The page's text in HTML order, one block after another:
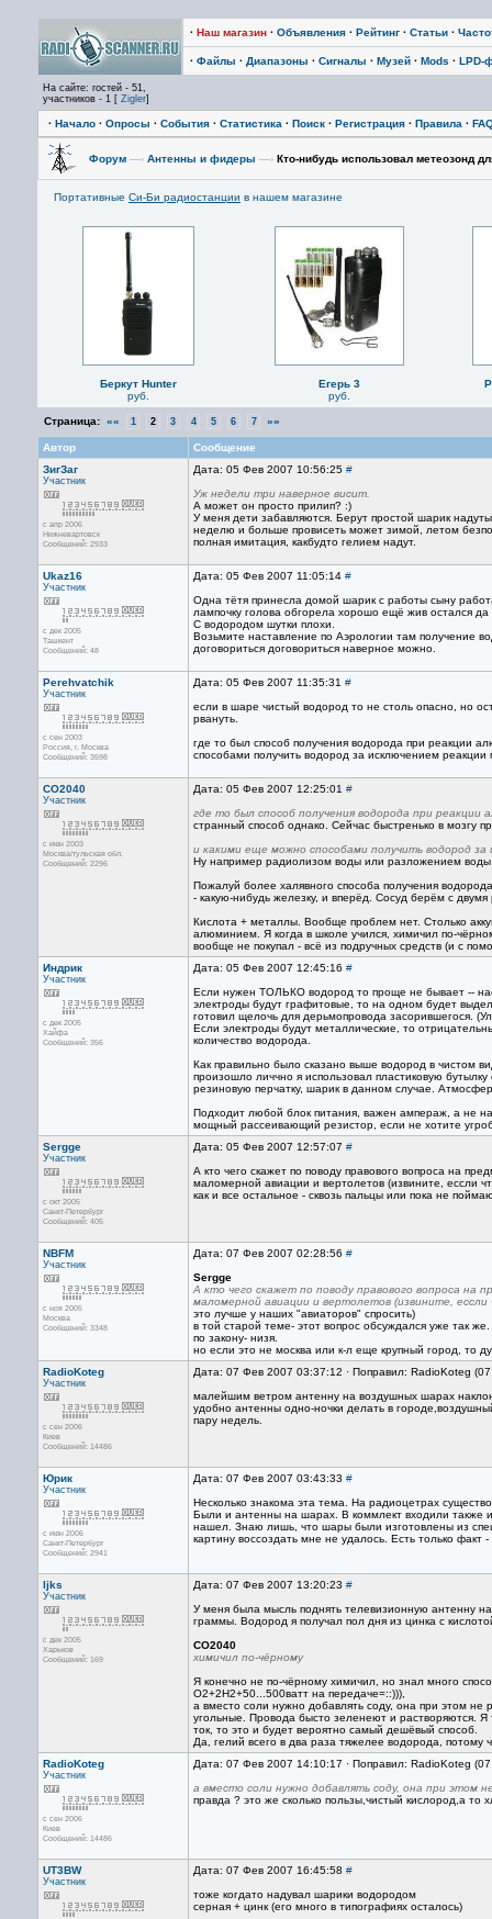
· Наш магазин · Объявления · Рейтинг · Статьи ·
· Файлы · Диапазоны · Сигналы · Музей · Mods · LPD-
На сайте: гостей - 51,
участников - 1 [ Zigler]
· Начало · Опросы · События · Статистика · Поиск · Регистрация · Правила ·
Форум —› Антенны и фидеры —› Кто-нибудь использовал метеозонд
Портативные Си-Би радиостанции в нашем магазине
Беркут Hunter
руб.
Егерь 3
руб.
Страница: «« 1 2 3 4 5 6 7 »»
Автор
Сообщение
ЗигЗаг
Участник
с апр 2006
Нижневартовск
Сообщений: 2933
Дата: 05 Фев 2007 10:56:25 #
Уж недели три наверное висит.
А может он просто прилип? :)
У меня дети забавляются. Берут простой шарик
неделю и больше провисеть может зимой, летом
полная имитация, какбудто гелием надут.
Ukaz16
Участник
с дек 2005
Ташкент
Сообщений: 48
Дата: 05 Фев 2007 11:05:14 #
Одна тётя принесла домой шарик с работы сыну
лампочку голова обгорела хорошо ещё жив остался
С водородом шутки плохи.
Возьмите наставление по Аэрологии там получение
договориться договориться наверное можно.
Perehvatchik
Участник
с сен 2003
Россия, г. Москва
Сообщений: 3598
Дата: 05 Фев 2007 11:35:31 #
если в шаре чистый водород то не столь опасно, но
рвануть.
где то был способ получения водорода при реакции
способами получить водород за исключением
CO2040
Участник
с июн 2003
Москва/тульская обл.
Сообщений: 2296
Дата: 05 Фев 2007 12:25:01 #
где то был способ получения водорода при
странный способ однако. Сейчас быстренько в мозгу
и какими еще можно способами получить водород
Ну например радиолизом воды или разложением
Пожалуй более халявного способа получения
- какую-нибудь железку, и вперёд. Сосуд берём с
Кислота + металлы. Вообще проблем нет. Столько
алюминием. Я когда в школе учился, химичил по-
вообще не покупал - всё из подручных средств (и с
Индрик
Участник
с дек 2005
Хайфа
Сообщений: 356
Дата: 05 Фев 2007 12:45:16 #
Если нужен ТОЛЬКО водород то проще не бывает --
электроды будут графитовые, то на одном будет
готовил щелочь для дерьмопровода засорившегося.
Если электроды будут металлические, то
количество водорода.
Как правильно было сказано выше водород в чистом
произошло личчно я использовал пластиковую
резиновую перчатку, шарик в данном случае.
Подходит любой блок питания, важен ампераж, а не
мощный рассеивающий резистор, если не хотите
Sergge
Участник
с окт 2005
Санкт-Петербург
Сообщений: 405
Дата: 05 Фев 2007 12:57:07 #
А кто чего скажет по поводу правового вопроса на
маломерной авиации и вертолетов (извините, ессли
как и все остальное - сквозь пальцы или пока не
NBFM
Участник
с ноя 2005
Москва
Сообщений: 3348
Дата: 07 Фев 2007 02:28:56 #
Sergge
А кто чего скажет по поводу правового вопроса на
маломерной авиации и вертолетов (извините, ессли
это лучше у наших "авиаторов" спросить)
в той старой теме- этот вопрос обсуждался уже так же.
по закону- низя.
но если это не москва или к-л еще крупный город, то
RadioKoteg
Участник
с сен 2006
Киев
Сообщений: 14486
Дата: 07 Фев 2007 03:37:12 · Поправил: RadioKoteg
малейшим ветром антенну на воздушных шарах
удобно антенны одно-ночки делать в
пару недель.
Юрик
Участник
с июн 2006
Санкт-Петербург
Сообщений: 2941
Дата: 07 Фев 2007 03:43:33 #
Несколько знакома эта тема. На радиоцетрах
Были и антенны на шарах. В коммлект входили также
нашел. Знаю лишь, что шары были изготовлены из
картину воссоздать мне не удалось. Есть только факт
ljks
Участник
с дек 2005
Харьков
Сообщений: 169
Дата: 07 Фев 2007 13:20:23 #
У меня была мысль поднять телевизионную антенну
граммы. Водород я получал пол дня из цинка с
CO2040
химичил по-чёрному
Я конечно не по-чёрному химичил, но знал много
О2+2Н2+50...500ватт на передаче=::))),
а вместо соли нужно добавлять соду, она при этом не
угольные. Провода бысто зеленеют и растворяются.
ток, то это и будет вероятно самый дешёвый способ.
Да, гелий всего в два раза тяжелее водорода, потому
RadioKoteg
Участник
с сен 2006
Киев
Сообщений: 14486
Дата: 07 Фев 2007 14:10:17 · Поправил: RadioKoteg
а вместо соли нужно добавлять соду, она при этом
правда ? это же сколько пользы,чистый кислород,а то
UT3BW
Участник
Дата: 07 Фев 2007 16:45:58 #
тоже когдато надувал шарики водородом
серная + цинк (его много в типографиях осталось)